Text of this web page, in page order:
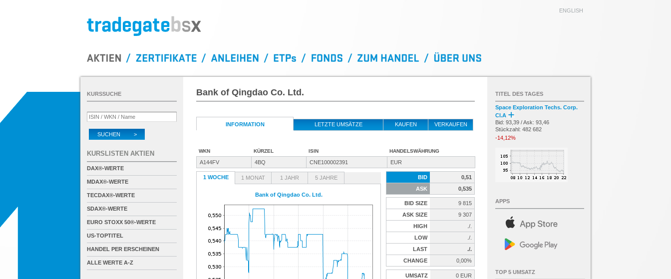
ENGLISH
Bank of Qingdao Co. Ltd.
INFORMATION LETZTE UMSÄTZE KAUFEN VERKAUFEN
WKN KÜRZEL ISIN HANDELSWÄHRUNG
A144FV 4BQ CNE100002391 EUR
1 WOCHE 1 MONAT 1 JAHR 5 JAHRE
Bank of Qingdao Co. Ltd.
BID
0,51
ASK
0,535
BID SIZE
9 815
ASK SIZE
9 307
HIGH
./.
LOW
./.
LAST
./.
CHANGE
0,00%
UMSATZ
0 EUR
KURSSUCHE
SUCHEN >
KURSLISTEN AKTIEN
DAX®-WERTE
MDAX®-WERTE
TECDAX®-WERTE
SDAX®-WERTE
EURO STOXX 50®-WERTE
US-TOPTITEL
HANDEL PER ERSCHEINEN
ALLE WERTE A-Z
TITEL DES TAGES
Space Exploration Techs. Corp.
Cl.A
Bid: 93,39 / Ask: 93,46
Stückzahl: 482 682
-14,12%
APPS
TOP 5 UMSATZ